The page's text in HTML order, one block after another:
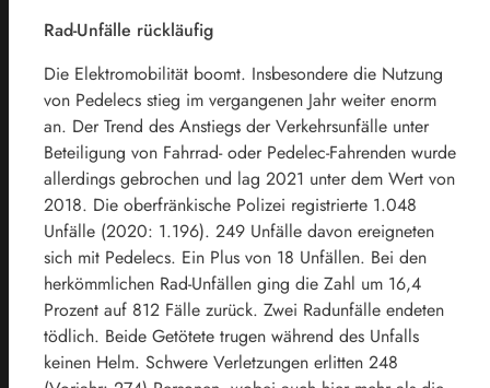
Rad-Unfälle rückläufig
Die Elektromobilität boomt. Insbesondere die Nutzung
von Pedelecs stieg im vergangenen Jahr weiter enorm
an. Der Trend des Anstiegs der Verkehrsunfälle unter
Beteiligung von Fahrrad- oder Pedelec-Fahrenden wurde
allerdings gebrochen und lag 2021 unter dem Wert von
2018. Die oberfränkische Polizei registrierte 1.048
Unfälle (2020: 1.196). 249 Unfälle davon ereigneten
sich mit Pedelecs. Ein Plus von 18 Unfällen. Bei den
herkömmlichen Rad-Unfällen ging die Zahl um 16,4
Prozent auf 812 Fälle zurück. Zwei Radunfälle endeten
tödlich. Beide Getötete trugen während des Unfalls
keinen Helm. Schwere Verletzungen erlitten 248